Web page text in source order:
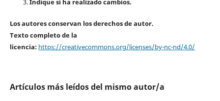
Indique si ha realizado cambios.
Los autores conservan los derechos de autor.
Texto completo de la
licencia: https://creativecommons.org/licenses/by-nc-nd/4.0/
Artículos más leídos del mismo autor/a